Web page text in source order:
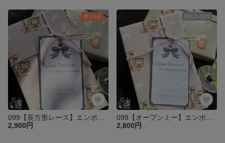
残り1点
2,900円
SOLD OUT
2,800円